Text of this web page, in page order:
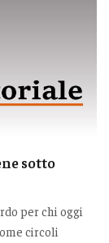
sotto
per chi oggi
circoli